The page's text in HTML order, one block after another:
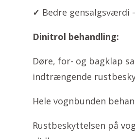
✓ Bedre gensalgsværdi
Dinitrol behandling:
Døre, for- og bagklap
indtrængende
Hele vognbunden
Rustbeskyttelsen på